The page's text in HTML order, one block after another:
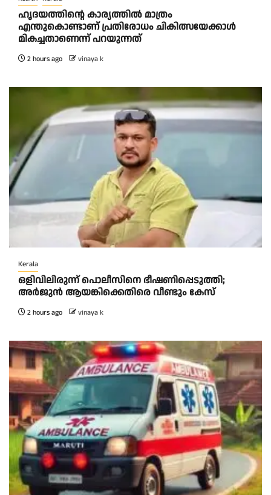
ഹൃദയത്തിന്റെ കാര്യത്തിൽ മാത്രം
എന്തുകൊണ്ടാണ് പ്രതിരോധം ചികിത്സയേക്കാൾ
മികച്ചതാണെന്ന് പറയുന്നത്
2 hours ago vinaya k
Kerala
ഒളിവിലിരുന്ന് പൊലീസിനെ ഭീഷണിപ്പെടുത്തി;
അർജുൻ ആയങ്കിക്കെതിരെ വീണ്ടും കേസ്
2 hours ago vinaya k